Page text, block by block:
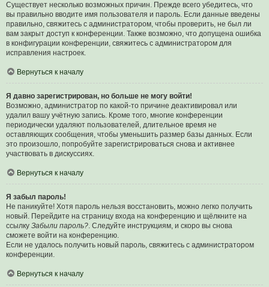
Существует несколько возможных причин. Прежде всего убедитесь, что
вы правильно вводите имя пользователя и пароль. Если данные введены
правильно, свяжитесь с администратором, чтобы проверить, не был ли
вам закрыт доступ к конференции. Также возможно, что допущена ошибка
в конфигурации конференции, свяжитесь с администратором для
исправления настроек.
Вернуться к началу
Я давно зарегистрирован, но больше не могу войти!
Возможно, администратор по какой-то причине деактивировал или
удалил вашу учётную запись. Кроме того, многие конференции
периодически удаляют пользователей, длительное время не
оставляющих сообщения, чтобы уменьшить размер базы данных. Если
это произошло, попробуйте зарегистрироваться снова и активнее
участвовать в дискуссиях.
Вернуться к началу
Я забыл пароль!
Не паникуйте! Хотя пароль нельзя восстановить, можно легко получить
новый. Перейдите на страницу входа на конференцию и щёлкните на
ссылку Забыли пароль?. Следуйте инструкциям, и скоро вы снова
сможете войти на конференцию.
Если не удалось получить новый пароль, свяжитесь с администратором
конференции.
Вернуться к началу